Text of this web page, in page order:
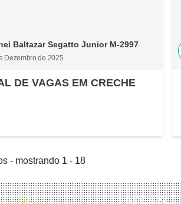
Baltazar Segatto Junior M-2997
Dezembro de 2025
DE VAGAS EM CRECHE
- mostrando 1 - 18
PRINCIPAL